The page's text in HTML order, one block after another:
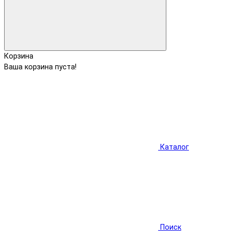
Корзина
Ваша корзина пуста!
Каталог
Поиск